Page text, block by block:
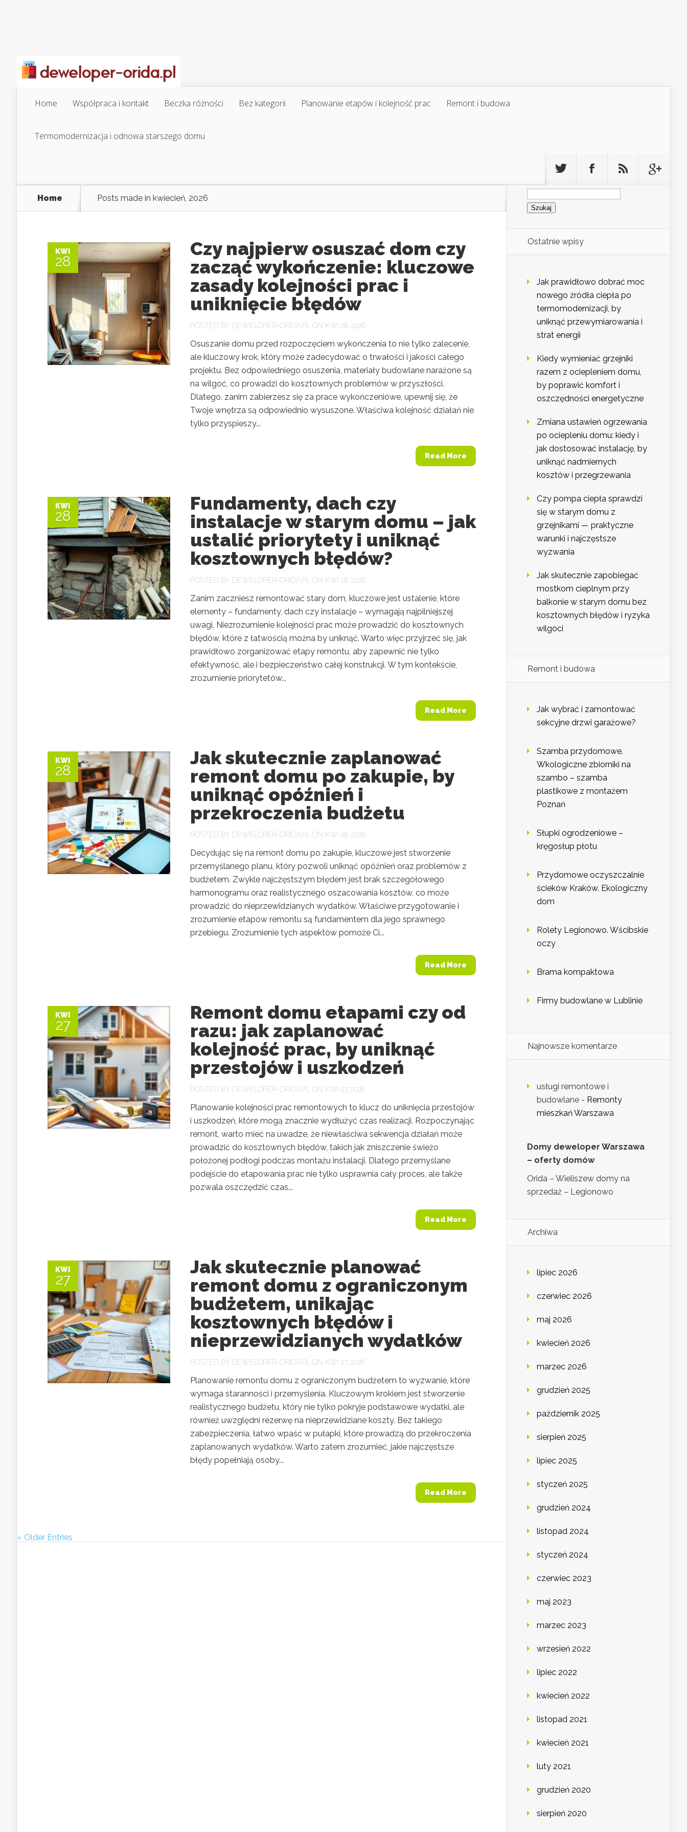
Home Współpraca i kontakt Beczka różności Bez kategorii Planowanie etapów i kolejność prac Remont i budowa
Termomodernizacja i odnowa starszego domu
Home Posts made in kwiecień, 2026
KWI
28
Czy najpierw osuszać dom czy
zacząć wykończenie: kluczowe
zasady kolejności prac i
uniknięcie błędów
POSTED BY DEWELOPER-ORIDA.PL ON KWI 28, 2026
Osuszanie domu przed rozpoczęciem wykończenia to nie tylko zalecenie,
ale kluczowy krok, który może zadecydować o trwałości i jakości całego
projektu. Bez odpowiedniego osuszenia, materiały budowlane narażone są
na wilgoć, co prowadzi do kosztownych problemów w przyszłości.
Dlatego, zanim zabierzesz się za prace wykończeniowe, upewnij się, że
Twoje wnętrza są odpowiednio wysuszone. Właściwa kolejność działań nie
tylko przyspieszy...
Read More
KWI
28
Fundamenty, dach czy
instalacje w starym domu – jak
ustalić priorytety i uniknąć
kosztownych błędów?
POSTED BY DEWELOPER-ORIDA.PL ON KWI 28, 2026
Zanim zaczniesz remontować stary dom, kluczowe jest ustalenie, które
elementy – fundamenty, dach czy instalacje – wymagają najpilniejszej
uwagi. Niezrozumienie kolejności prac może prowadzić do kosztownych
błędów, które z łatwością można by uniknąć. Warto więc przyjrzeć się, jak
prawidłowo zorganizować etapy remontu, aby zapewnić nie tylko
efektywność, ale i bezpieczeństwo całej konstrukcji. W tym kontekście,
zrozumienie priorytetów...
Read More
KWI
28
Jak skutecznie zaplanować
remont domu po zakupie, by
uniknąć opóźnień i
przekroczenia budżetu
POSTED BY DEWELOPER-ORIDA.PL ON KWI 28, 2026
Decydując się na remont domu po zakupie, kluczowe jest stworzenie
przemyślanego planu, który pozwoli uniknąć opóźnień oraz problemów z
budżetem. Zwykle najczęstszym błędem jest brak szczegółowego
harmonogramu oraz realistycznego oszacowania kosztów, co może
prowadzić do nieprzewidzianych wydatków. Właściwe przygotowanie i
zrozumienie etapów remontu są fundamentem dla jego sprawnego
przebiegu. Zrozumienie tych aspektów pomoże Ci...
Read More
KWI
27
Remont domu etapami czy od
razu: jak zaplanować
kolejność prac, by uniknąć
przestojów i uszkodzeń
POSTED BY DEWELOPER-ORIDA.PL ON KWI 27, 2026
Planowanie kolejności prac remontowych to klucz do uniknięcia przestojów
i uszkodzeń, które mogą znacznie wydłużyć czas realizacji. Rozpoczynając
remont, warto mieć na uwadze, że niewłaściwa sekwencja działań może
prowadzić do kosztownych błędów, takich jak zniszczenie świeżo
położonej podłogi podczas montażu instalacji. Dlatego przemyślane
podejście do etapowania prac nie tylko usprawnia cały proces, ale także
pozwala oszczędzić czas...
Read More
KWI
27
Jak skutecznie planować
remont domu z ograniczonym
budżetem, unikając
kosztownych błędów i
nieprzewidzianych wydatków
POSTED BY DEWELOPER-ORIDA.PL ON KWI 27, 2026
Planowanie remontu domu z ograniczonym budżetem to wyzwanie, które
wymaga staranności i przemyślenia. Kluczowym krokiem jest stworzenie
realistycznego budżetu, który nie tylko pokryje podstawowe wydatki, ale
również uwzględni rezerwę na nieprzewidziane koszty. Bez takiego
zabezpieczenia, łatwo wpaść w pułapki, które prowadzą do przekroczenia
zaplanowanych wydatków. Warto zatem zrozumieć, jakie najczęstsze
błędy popełniają osoby...
Read More
« Older Entries
Szukaj:
Ostatnie wpisy
Jak prawidłowo dobrać moc
nowego źródła ciepła po
termomodernizacji, by
uniknąć przewymiarowania i
strat energii
Kiedy wymieniać grzejniki
razem z ociepleniem domu,
by poprawić komfort i
oszczędności energetyczne
Zmiana ustawień ogrzewania
po ociepleniu domu: kiedy i
jak dostosować instalację, by
uniknąć nadmiernych
kosztów i przegrzewania
Czy pompa ciepła sprawdzi
się w starym domu z
grzejnikami — praktyczne
warunki i najczęstsze
wyzwania
Jak skutecznie zapobiegać
mostkom cieplnym przy
balkonie w starym domu bez
kosztownych błędów i ryzyka
wilgoci
Remont i budowa
Jak wybrać i zamontować
sekcyjne drzwi garażowe?
Szamba przydomowe.
Wkologiczne zbiorniki na
szambo – szamba
plastikowe z montażem
Poznań
Słupki ogrodzeniowe –
kręgosłup płotu
Przydomowe oczyszczalnie
ścieków Kraków. Ekologiczny
dom
Rolety Legionowo. Wścibskie
oczy
Brama kompaktowa
Firmy budowlane w Lublinie
Najnowsze komentarze
usługi remontowe i
budowlane - Remonty
mieszkań Warszawa
Domy deweloper Warszawa
– oferty domów
Orida – Wieliszew domy na
sprzedaż – Legionowo
Archiwa
lipiec 2026
czerwiec 2026
maj 2026
kwiecień 2026
marzec 2026
grudzień 2025
październik 2025
sierpień 2025
lipiec 2025
styczeń 2025
grudzień 2024
listopad 2024
styczeń 2024
czerwiec 2023
maj 2023
marzec 2023
wrzesień 2022
lipiec 2022
kwiecień 2022
listopad 2021
kwiecień 2021
luty 2021
grudzień 2020
sierpień 2020